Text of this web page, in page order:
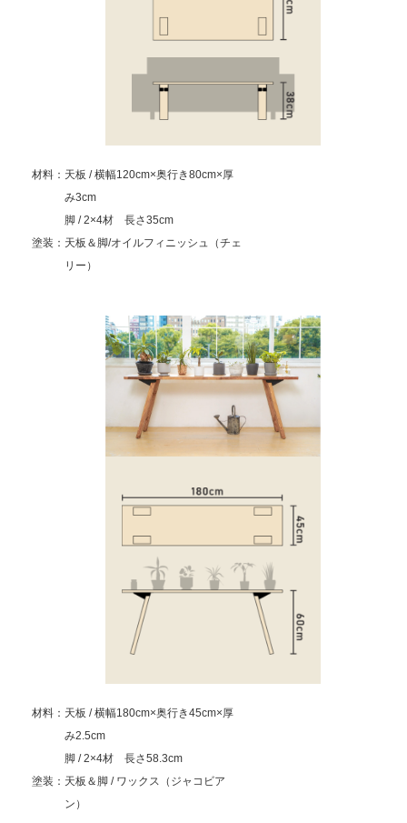
材料：天板 / 横幅120cm×奥行き80cm×厚
み3cm
脚 / 2×4材 長さ35cm
塗装：天板＆脚/オイルフィニッシュ（チェ
リー）
材料：天板 / 横幅180cm×奥行き45cm×厚
み2.5cm
脚 / 2×4材 長さ58.3cm
塗装：天板＆脚 / ワックス（ジャコビア
ン）